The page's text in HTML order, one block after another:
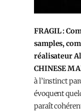
FRAGIL :
samples,
réalisateur
CHINESE
à l’instinct
évoquent
paraît